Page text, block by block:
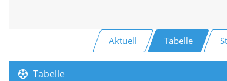
Aktuell Tabelle
Tabelle